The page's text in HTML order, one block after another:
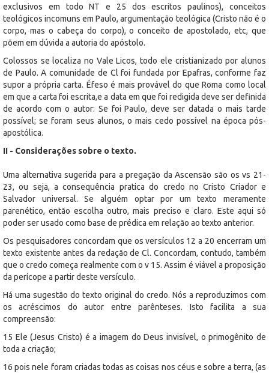
exclusivos em todo NT e 25 dos escritos paulinos), conceitos
teológicos incomuns em Paulo, argumentação teológica (Cristo não é o
corpo, mas o cabeça do corpo), o conceito de apostolado, etc, que
põem em dúvida a autoria do apóstolo.
Colossos se localiza no Vale Licos, todo ele cristianizado por alunos
de Paulo. A comunidade de Cl foi fundada por Epafras, conforme faz
supor a própria carta. Éfeso é mais provável do que Roma como local
em que a carta foi escrita,e a data em que foi redigida deve ser definida
de acordo com o autor: Se foi Paulo, deve ser datada o mais tarde
possível; se foram seus alunos, o mais cedo possível na época pós-
apostólica.
II - Considerações sobre o texto.
Uma alternativa sugerida para a pregação da Ascensão são os vs 21-
23, ou seja, a consequência pratica do credo no Cristo Criador e
Salvador universal. Se alguém optar por um texto meramente
parenético, então escolha outro, mais preciso e claro. Este aqui só
poder ser usado como base de prédica em relação ao texto anterior.
Os pesquisadores concordam que os versículos 12 a 20 encerram um
texto existente antes da redação de Cl. Concordam, contudo, também
que o credo começa realmente com o v 15. Assim é viável a proposição
da perícope a partir deste versículo.
Há uma sugestão do texto original do credo. Nós a reproduzimos com
os acréscimos do autor entre parênteses. Isto facilita a sua
compreensão:
15 Ele (Jesus Cristo) é a imagem do Deus invisível, o primogênito de
toda a criação;
16 pois nele foram criadas todas as coisas nos céus e sobre a terra, (as